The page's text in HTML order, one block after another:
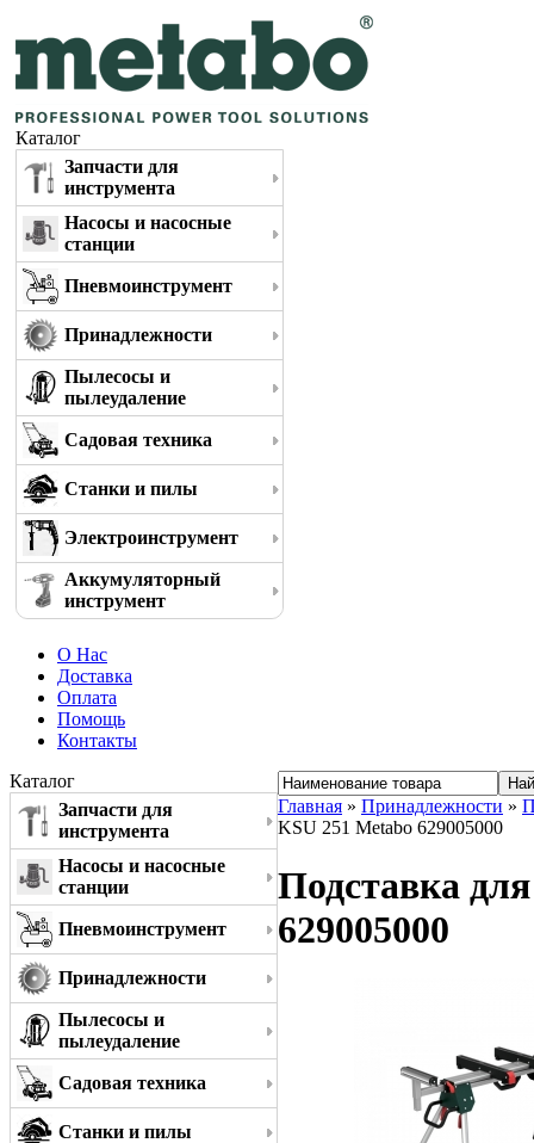
Каталог
Запчасти для
инструмента
Насосы и насосные
станции
Пневмоинструмент
Принадлежности
Пылесосы и
пылеудаление
Садовая техника
Станки и пилы
Электроинструмент
Аккумуляторный
инструмент
О Нас
Доставка
Оплата
Помощь
Контакты
Каталог
Запчасти для
инструмента
Насосы и насосные
станции
Пневмоинструмент
Принадлежности
Пылесосы и
пылеудаление
Садовая техника
Станки и пилы
Главная » Принадлежности »
KSU 251 Metabo 629005000
Подставка
629005000